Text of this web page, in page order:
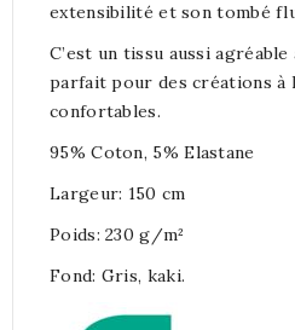
extensibilité et son tombé
C’est un tissu aussi
parfait pour des créations à
confortables.
95% Coton, 5% Elastane
Largeur: 150 cm
Poids: 230 g/m²
Fond: Gris, kaki.